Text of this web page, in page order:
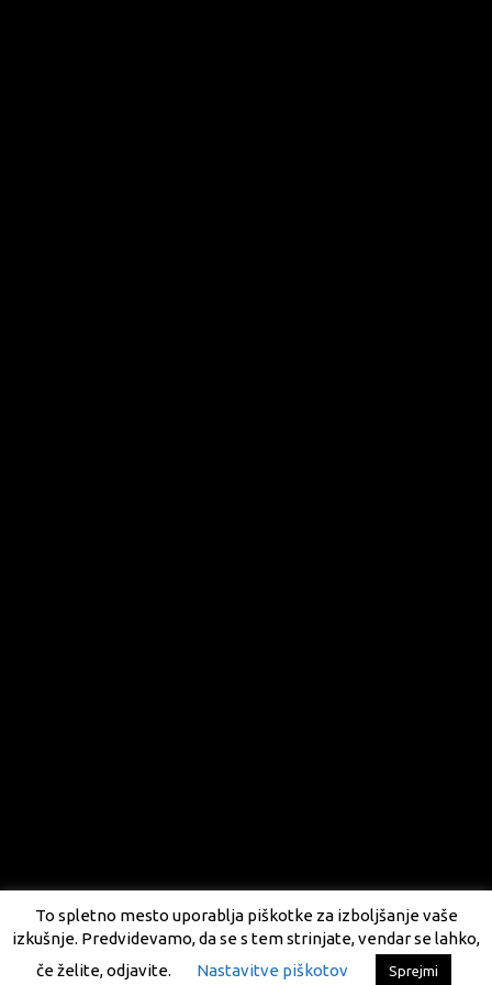
To spletno mesto uporablja piškotke za izboljšanje vaše
izkušnje. Predvidevamo, da se s tem strinjate, vendar se lahko,
če želite, odjavite.
Nastavitve piškotov Sprejmi